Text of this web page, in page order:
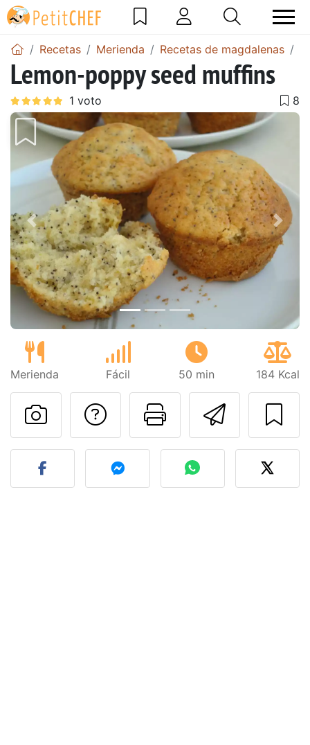
Recetas Merienda Recetas de magdalenas
Lemon-poppy seed muffins
Anterior
Merienda Fácil 50 min 184 Kcal
Imprimir
Preguntar al autor
Publicar la foto de esta